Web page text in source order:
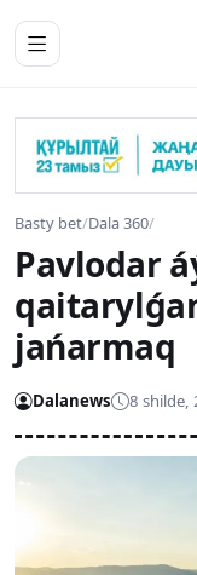
Basty bet/Dala 360/
Pavlodar
jańarmaq
Dalanews 8 shilde,